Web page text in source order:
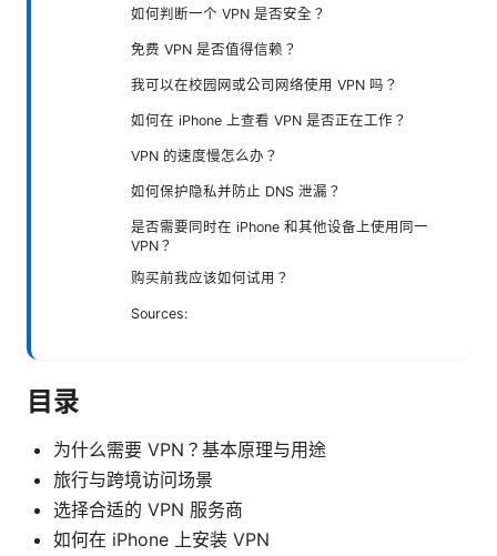
如何判断一个 VPN 是否安全？
免费 VPN 是否值得信赖？
我可以在校园网或公司网络使用 VPN 吗？
如何在 iPhone 上查看 VPN 是否正在工作？
VPN 的速度慢怎么办？
如何保护隐私并防止 DNS 泄漏？
是否需要同时在 iPhone 和其他设备上使用同一
VPN？
购买前我应该如何试用？
Sources:
目录
为什么需要 VPN？基本原理与用途
旅行与跨境访问场景
选择合适的 VPN 服务商
如何在 iPhone 上安装 VPN